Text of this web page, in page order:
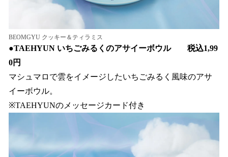
BEOMGYU クッキー＆ティラミス
●TAEHYUN いちごみるくのアサイーボウル 税込1,99
0円
マシュマロで雲をイメージしたいちごみるく風味のアサ
イーボウル。
※TAEHYUNのメッセージカード付き